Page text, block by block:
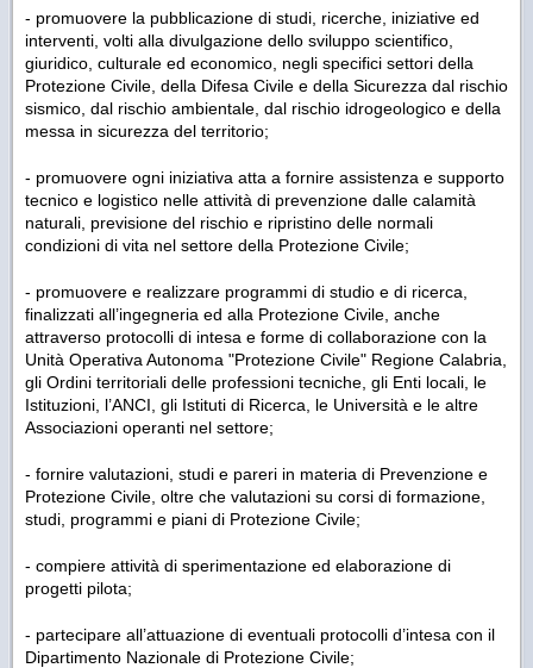
- promuovere la pubblicazione di studi, ricerche, iniziative ed
interventi, volti alla divulgazione dello sviluppo scientifico,
giuridico, culturale ed economico, negli specifici settori della
Protezione Civile, della Difesa Civile e della Sicurezza dal rischio
sismico, dal rischio ambientale, dal rischio idrogeologico e della
messa in sicurezza del territorio;
- promuovere ogni iniziativa atta a fornire assistenza e supporto
tecnico e logistico nelle attività di prevenzione dalle calamità
naturali, previsione del rischio e ripristino delle normali
condizioni di vita nel settore della Protezione Civile;
- promuovere e realizzare programmi di studio e di ricerca,
finalizzati all’ingegneria ed alla Protezione Civile, anche
attraverso protocolli di intesa e forme di collaborazione con la
Unità Operativa Autonoma "Protezione Civile" Regione Calabria,
gli Ordini territoriali delle professioni tecniche, gli Enti locali, le
Istituzioni, l’ANCI, gli Istituti di Ricerca, le Università e le altre
Associazioni operanti nel settore;
- fornire valutazioni, studi e pareri in materia di Prevenzione e
Protezione Civile, oltre che valutazioni su corsi di formazione,
studi, programmi e piani di Protezione Civile;
- compiere attività di sperimentazione ed elaborazione di
progetti pilota;
- partecipare all’attuazione di eventuali protocolli d’intesa con il
Dipartimento Nazionale di Protezione Civile;